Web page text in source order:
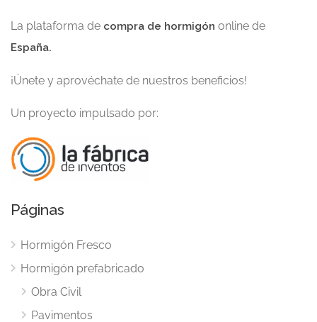
La plataforma de compra de hormigón online de
España.
¡Únete y aprovéchate de nuestros beneficios!
Un proyecto impulsado por:
Páginas
Hormigón Fresco
Hormigón prefabricado
Obra Civil
Pavimentos